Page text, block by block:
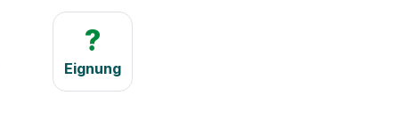
?
Eignung